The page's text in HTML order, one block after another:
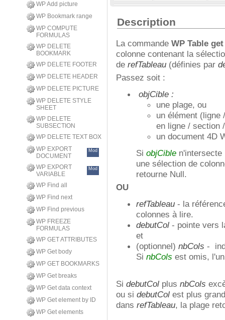
WP Add picture
WP Bookmark range
WP COMPUTE
FORMULAS
WP DELETE
BOOKMARK
WP DELETE FOOTER
WP DELETE HEADER
WP DELETE PICTURE
WP DELETE STYLE
SHEET
WP DELETE
SUBSECTION
WP DELETE TEXT BOX
WP EXPORT
DOCUMENT
Mod
WP EXPORT
VARIABLE
Mod
WP Find all
WP Find next
WP Find previous
WP FREEZE
FORMULAS
WP GET ATTRIBUTES
WP Get body
WP GET BOOKMARKS
WP Get breaks
WP Get data context
WP Get element by ID
WP Get elements
Description
La commande WP Table
colonne contenant la
de refTableau (définies par
Passez soit :
objCible :
une plage, ou
un élément (ligne
en ligne /
un document 4D
Si objCible n'intersecte
une sélection de
retourne Null.
OU
refTableau - la
colonnes à lire.
debutCol - pointe vers
et
(optionnel) nbCols -
Si nbCols est omis,
Si debutCol plus nbCols
ou si debutCol est plus
dans refTableau, la plage